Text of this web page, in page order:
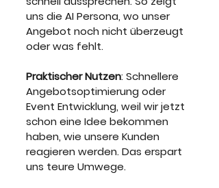
uns die AI Persona, wo unser
Angebot noch nicht überzeugt
oder was fehlt.
Praktischer Nutzen: Schnellere
Angebotsoptimierung oder
Event Entwicklung, weil wir jetzt
schon eine Idee bekommen
haben, wie unsere Kunden
reagieren werden. Das erspart
uns teure Umwege.